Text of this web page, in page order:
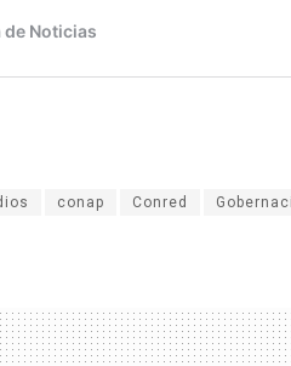
conap Conred